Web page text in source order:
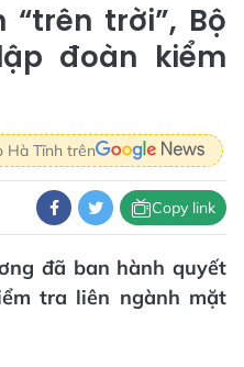
trời”, Bộ
đoàn kiểm
Hà Tĩnh trên
Copy link
đã ban hành quyết
tra liên ngành mặt